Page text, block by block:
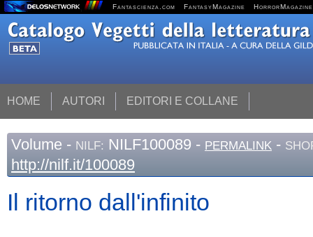
Fantascienza.com FantasyMagazine HorrorMagazine
HOME AUTORI EDITORI E COLLANE
Volume - NILF: NILF100089 - PERMALINK -
http://nilf.it/100089
Il ritorno dall'infinito